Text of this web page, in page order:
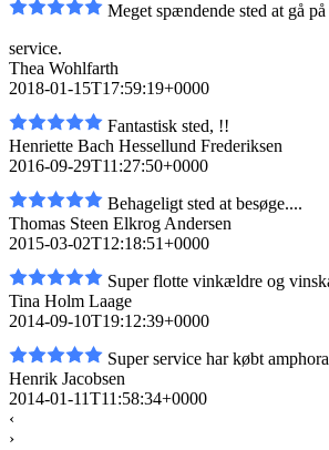
Meget spændende sted at gå
service.
Thea Wohlfarth
2018-01-15T17:59:19+0000
Fantastisk sted, !!
Henriette Bach Hessellund Frederiksen
2016-09-29T11:27:50+0000
Behageligt sted at besøge....
Thomas Steen Elkrog Andersen
2015-03-02T12:18:51+0000
Super flotte vinkældre og
Tina Holm Laage
2014-09-10T19:12:39+0000
Super service har købt
Henrik Jacobsen
2014-01-11T11:58:34+0000
‹
›